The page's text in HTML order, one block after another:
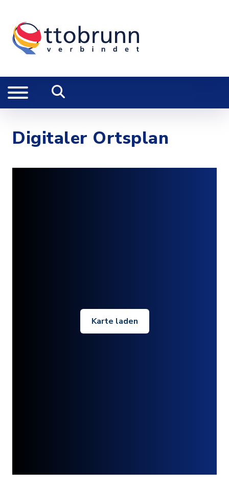
Digitaler Ortsplan
Karte laden